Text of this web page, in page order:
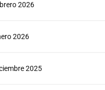
2026
2026
2025